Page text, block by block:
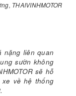
THAIVINHMOTOR
nặng liên quan
sườn không
sẽ hỗ
về hệ thống